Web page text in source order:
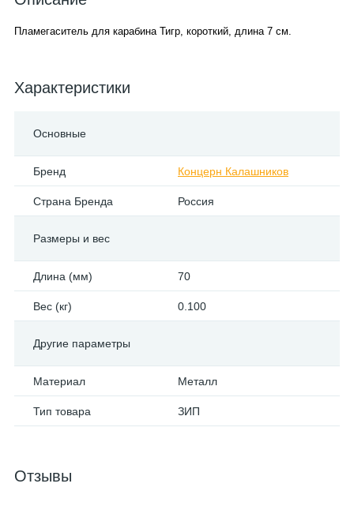
Пламегаситель для карабина Тигр, короткий, длина 7 см.
Характеристики
Основные
Бренд Концерн Калашников
Страна Бренда Россия
Размеры и вес
Длина (мм) 70
Вес (кг) 0.100
Другие параметры
Материал Металл
Тип товара ЗИП
Отзывы